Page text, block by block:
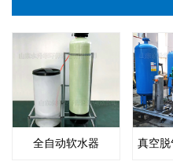
全自动软水器